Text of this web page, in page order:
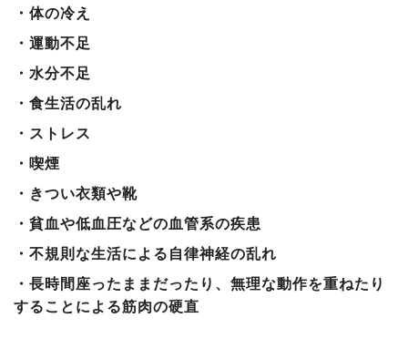
・体の冷え
・運動不足
・水分不足
・食生活の乱れ
・ストレス
・喫煙
・きつい衣類や靴
・貧血や低血圧などの血管系の疾患
・不規則な生活による自律神経の乱れ
・長時間座ったままだったり、無理な動作を重ねたり
することによる筋肉の硬直